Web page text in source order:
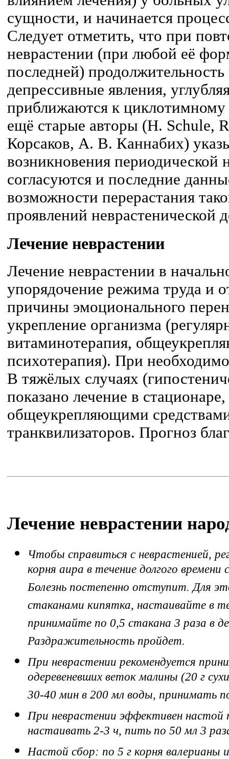
сущности, и начинается
Следует отметить, что при
неврастении (при любой её
последней) продолжительность
депрессивные явления,
приближаются к
ещё старые авторы (Н. Schule,
Корсаков, А. В. Каннабих)
возникновения периодической
согласуются и последние
возможности перерастания
проявлений неврастенической
Лечение неврастении
Лечение неврастении в
упорядочение режима труда и
причины эмоционального
укрепление организма
витаминотерапия,
психотерапия). При
В тяжёлых случаях
показано лечение в
общеукрепляющими
транквилизаторов. Прогноз
Лечение неврастении
Чтобы справиться с неврастенией,
корня аира в течение долгого
Болезнь постепенно отступит. Для
стаканами кипятка, настаивайте в
принимайте по 0,5 стакана 3 раза в
Раздражительность пройдет.
При неврастении рекомендуется
одеревеневших веток малины (20 г
30-40 мин в 200 мл воды, принимать
При неврастении эффективен настой
настаивать 2-3 ч, пить по 50 мл 3
Настой сбор: по 5 г корня валерианы